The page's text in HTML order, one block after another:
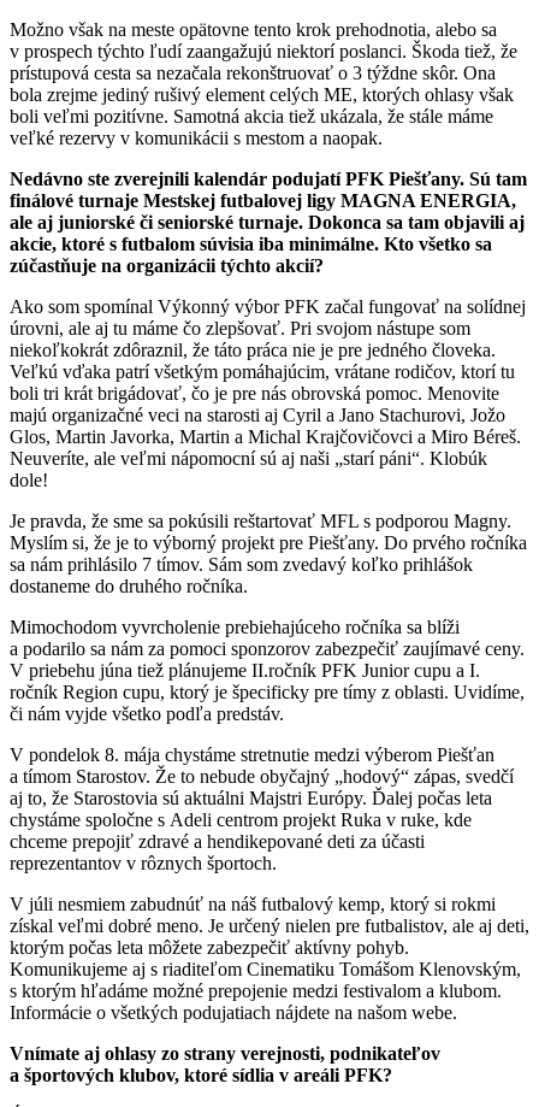
Možno však na meste opätovne tento krok prehodnotia, alebo sa
v prospech týchto ľudí zaangažujú niektorí poslanci. Škoda tiež, že
prístupová cesta sa nezačala rekonštruovať o 3 týždne skôr. Ona
bola zrejme jediný rušivý element celých ME, ktorých ohlasy však
boli veľmi pozitívne. Samotná akcia tiež ukázala, že stále máme
veľké rezervy v komunikácii s mestom a naopak.
Nedávno ste zverejnili kalendár podujatí PFK Piešťany. Sú tam
finálové turnaje Mestskej futbalovej ligy MAGNA ENERGIA,
ale aj juniorské či seniorské turnaje. Dokonca sa tam objavili aj
akcie, ktoré s futbalom súvisia iba minimálne. Kto všetko sa
zúčastňuje na organizácii týchto akcií?
Ako som spomínal Výkonný výbor PFK začal fungovať na solídnej
úrovni, ale aj tu máme čo zlepšovať. Pri svojom nástupe som
niekoľkokrát zdôraznil, že táto práca nie je pre jedného človeka.
Veľkú vďaka patrí všetkým pomáhajúcim, vrátane rodičov, ktorí tu
boli tri krát brigádovať, čo je pre nás obrovská pomoc. Menovite
majú organizačné veci na starosti aj Cyril a Jano Stachurovi, Jožo
Glos, Martin Javorka, Martin a Michal Krajčovičovci a Miro Béreš.
Neuveríte, ale veľmi nápomocní sú aj naši „starí páni“. Klobúk
dole!
Je pravda, že sme sa pokúsili reštartovať MFL s podporou Magny.
Myslím si, že je to výborný projekt pre Piešťany. Do prvého ročníka
sa nám prihlásilo 7 tímov. Sám som zvedavý koľko prihlášok
dostaneme do druhého ročníka.
Mimochodom vyvrcholenie prebiehajúceho ročníka sa blíži
a podarilo sa nám za pomoci sponzorov zabezpečiť zaujímavé ceny.
V priebehu júna tiež plánujeme II.ročník PFK Junior cupu a I.
ročník Region cupu, ktorý je špecificky pre tímy z oblasti. Uvidíme,
či nám vyjde všetko podľa predstáv.
V pondelok 8. mája chystáme stretnutie medzi výberom Piešťan
a tímom Starostov. Že to nebude obyčajný „hodový“ zápas, svedčí
aj to, že Starostovia sú aktuálni Majstri Európy. Ďalej počas leta
chystáme spoločne s Adeli centrom projekt Ruka v ruke, kde
chceme prepojiť zdravé a hendikepované deti za účasti
reprezentantov v rôznych športoch.
V júli nesmiem zabudnúť na náš futbalový kemp, ktorý si rokmi
získal veľmi dobré meno. Je určený nielen pre futbalistov, ale aj deti,
ktorým počas leta môžete zabezpečiť aktívny pohyb.
Komunikujeme aj s riaditeľom Cinematiku Tomášom Klenovským,
s ktorým hľadáme možné prepojenie medzi festivalom a klubom.
Informácie o všetkých podujatiach nájdete na našom webe.
Vnímate aj ohlasy zo strany verejnosti, podnikateľov
a športových klubov, ktoré sídlia v areáli PFK?